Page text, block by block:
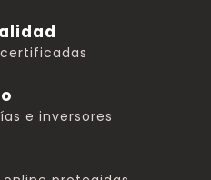
e inversores